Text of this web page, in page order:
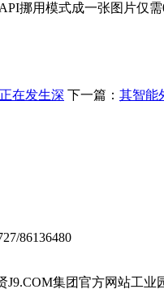
挪用模式成一张图片仅
在发生深 下一篇： 其智能
86136480
J9.COM集团官方网站工业